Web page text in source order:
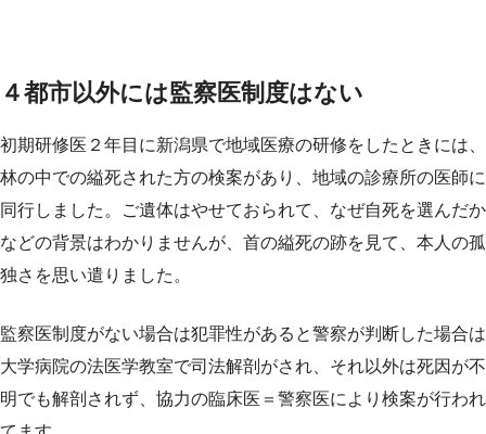
４都市以外には監察医制度はない
初期研修医２年目に新潟県で地域医療の研修をしたときには、
林の中での縊死された方の検案があり、地域の診療所の医師に
同行しました。ご遺体はやせておられて、なぜ自死を選んだか
などの背景はわかりませんが、首の縊死の跡を見て、本人の孤
独さを思い遣りました。
監察医制度がない場合は犯罪性があると警察が判断した場合は
大学病院の法医学教室で司法解剖がされ、それ以外は死因が不
明でも解剖されず、協力の臨床医＝警察医により検案が行われ